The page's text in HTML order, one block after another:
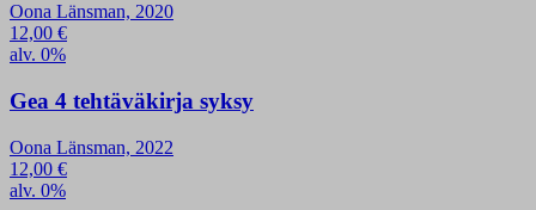
Oona Länsman, 2020
12,00 €
alv. 0%
Gea 4 tehtäväkirja syksy
Oona Länsman, 2022
12,00 €
alv. 0%